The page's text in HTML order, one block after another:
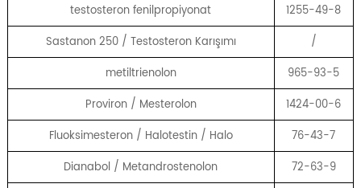
testosteron fenilpropiyonat
1255-49-8
Sastanon 250 / Testosteron Karışımı
/
metiltrienolon
965-93-5
Proviron / Mesterolon
1424-00-6
Fluoksimesteron / Halotestin / Halo
76-43-7
Dianabol / Metandrostenolon
72-63-9